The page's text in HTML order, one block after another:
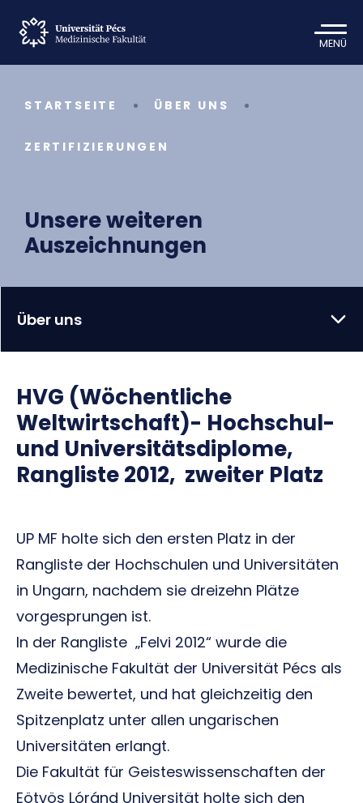
MENÜ
STARTSEITE ÜBER UNS
ZERTIFIZIERUNGEN
Unsere weiteren
Auszeichnungen
HVG (Wöchentliche
Weltwirtschaft)- Hochschul-
und Universitätsdiplome,
Rangliste 2012, zweiter Platz
UP MF holte sich den ersten Platz in der
Rangliste der Hochschulen und Universitäten
in Ungarn, nachdem sie dreizehn Plätze
vorgesprungen ist.
In der Rangliste „Felvi 2012“ wurde die
Medizinische Fakultät der Universität Pécs als
Zweite bewertet, und hat gleichzeitig den
Spitzenplatz unter allen ungarischen
Universitäten erlangt.
Die Fakultät für Geisteswissenschaften der
Eötvös Lóránd Universität holte sich den
Über uns